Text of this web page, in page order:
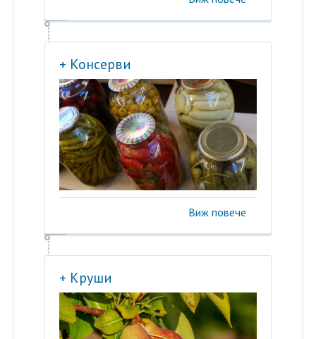
+ Консерви
Виж повече
+ Круши